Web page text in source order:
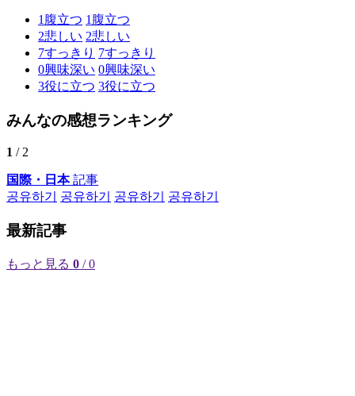
1 腹立つ 1 腹立つ
2悲しい 2悲しい
7すっきり 7すっきり
0興味深い 0興味深い
3役に立つ 3役に立つ
みんなの感想ランキング
1 / 2
国際・日本記事
공유하기
공유하기 공유하기 공유하기
最新記事
もっと見る 0 / 0